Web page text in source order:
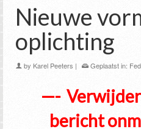
Nieuwe
oplichting
by Karel Peeters | Geplaatst in:
—-
bericht